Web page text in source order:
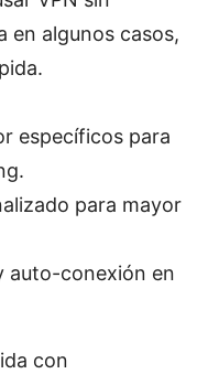
en algunos casos,
específicos para
para mayor
auto-conexión en
con